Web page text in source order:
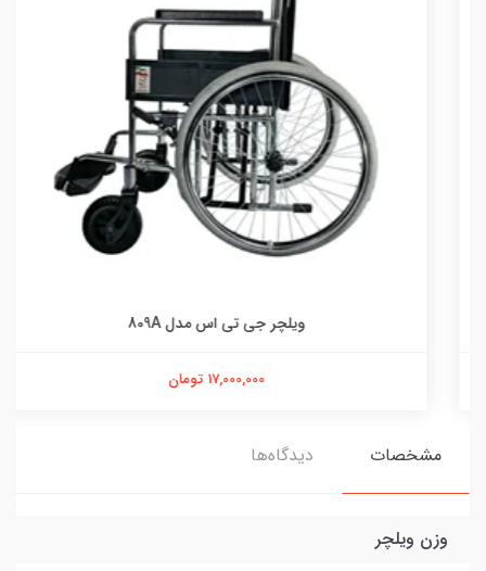
ویلچر جی تی اس مدل 809A
17,000,000 تومان
مشخصات دیدگاه‌ها
وزن ویلچر